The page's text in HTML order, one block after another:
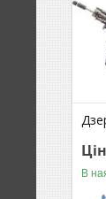
В